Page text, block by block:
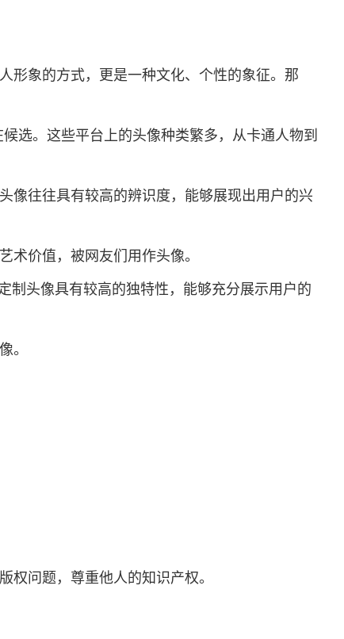
形象的方式，更是一种文化、个性的象征。那
选。这些平台上的头像种类繁多，从卡通人物到
像往往具有较高的辨识度，能够展现出用户的兴
价值，被网友们用作头像。
制头像具有较高的独特性，能够充分展示用户的
。
问题，尊重他人的知识产权。